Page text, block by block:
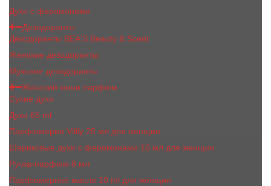
Духи с феромонами
Дезодоранты
Дезодоранты BEA'S Beauty & Scent
Женские дезодоранты
Мужские дезодоранты
Женский мини парфюм
Сухие духи
Духи 65 ml
Парфюмерия Vilily 25 мл для женщин
Шариковые духи с феромонами 10 мл для женщин
Ручка-парфюм 8 мл
Парфюмерное масло 10 ml для женщин